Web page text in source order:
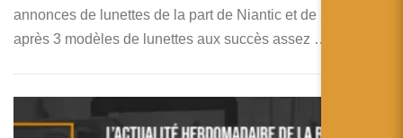
annonces de lunettes de la part de Niantic et de Snap, qui
après 3 modèles de lunettes aux succès assez …